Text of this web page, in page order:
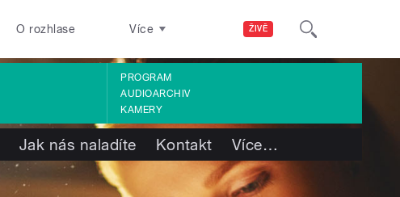
ŽIVĚ
O rozhlase Více
PROGRAM
AUDIOARCHIV
KAMERY
Jak nás naladíte Kontakt Více…